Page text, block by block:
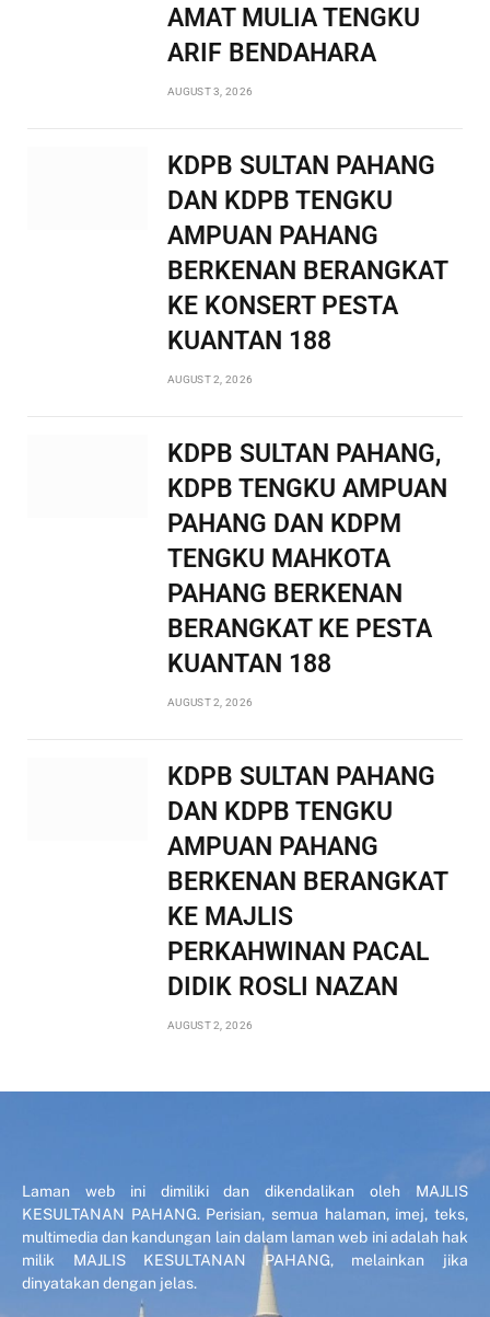
AMAT MULIA TENGKU
ARIF BENDAHARA
AUGUST 3, 2026
KDPB SULTAN PAHANG
DAN KDPB TENGKU
AMPUAN PAHANG
BERKENAN BERANGKAT
KE KONSERT PESTA
KUANTAN 188
AUGUST 2, 2026
KDPB SULTAN PAHANG,
KDPB TENGKU AMPUAN
PAHANG DAN KDPM
TENGKU MAHKOTA
PAHANG BERKENAN
BERANGKAT KE PESTA
KUANTAN 188
AUGUST 2, 2026
KDPB SULTAN PAHANG
DAN KDPB TENGKU
AMPUAN PAHANG
BERKENAN BERANGKAT
KE MAJLIS
PERKAHWINAN PACAL
DIDIK ROSLI NAZAN
AUGUST 2, 2026
Laman web ini dimiliki dan dikendalikan oleh MAJLIS
KESULTANAN PAHANG. Perisian, semua halaman, imej, teks,
multimedia dan kandungan lain dalam laman web ini adalah hak
milik MAJLIS KESULTANAN PAHANG, melainkan jika
dinyatakan dengan jelas.